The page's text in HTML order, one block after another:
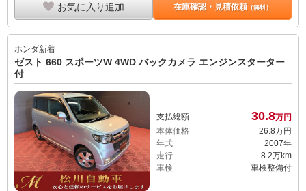
お気に入り追加 在庫確認・見積依頼（無料）
ホンダ新着
ゼスト 660 スポーツW 4WD バックカメラ エンジンスターター
付
支払総額 30.8万円
本体価格
26. 8万円
年式
2007年
走行
8.2万km
車検
車検整備付